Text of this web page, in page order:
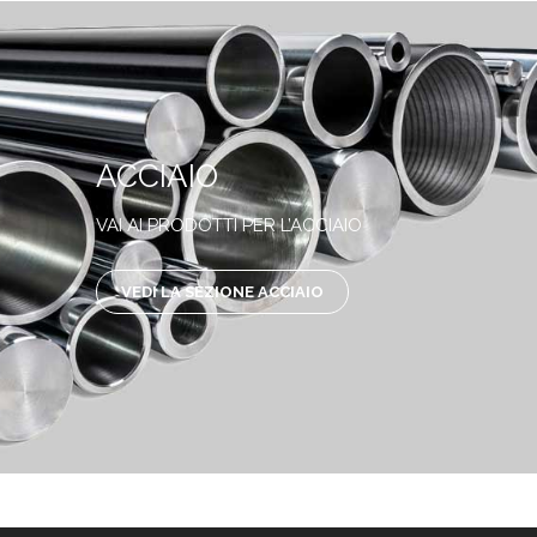
ACCIAIO
VAI AI PRODOTTI PER L’ACCIAIO
VEDI LA SEZIONE ACCIAIO